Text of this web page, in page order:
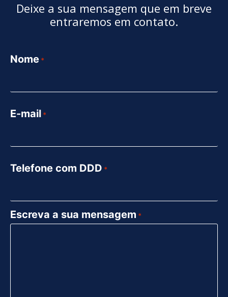
Deixe a sua mensagem que em breve
entraremos em contato.
Nome *
E-mail *
Telefone com DDD *
Escreva a sua mensagem *